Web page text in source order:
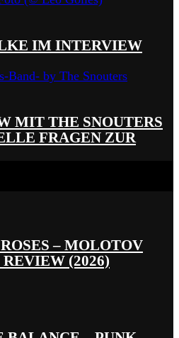
IM INTERVIEW
MIT THE SNOUTERS
FRAGEN ZUR
– MOLOTOV
(2026)